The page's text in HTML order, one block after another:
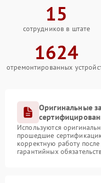
15
сотрудников в штате
1624
отремонтированных
Оригинальные
Используются
прошедшие
корректную работу
гарантийных